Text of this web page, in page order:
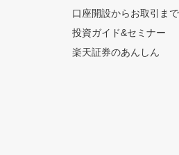
口座開設からお取引ま
投資ガイド&セミナー
楽天証券のあんしん